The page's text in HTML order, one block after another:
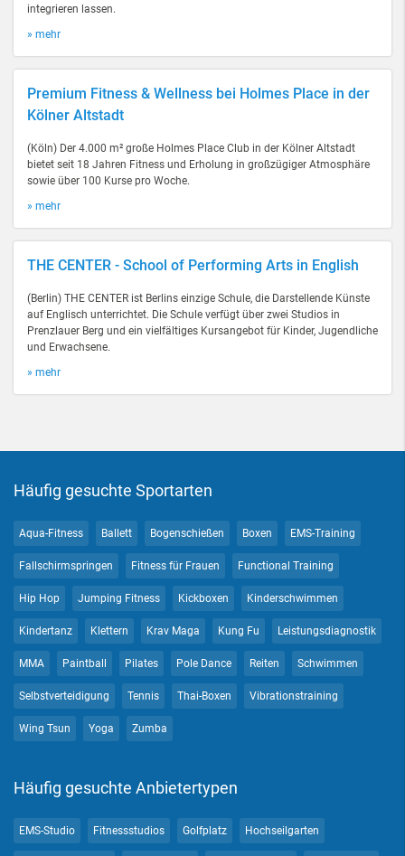
integrieren lassen.
» mehr
Premium Fitness & Wellness bei Holmes Place in der
Kölner Altstadt
(Köln) Der 4.000 m² große Holmes Place Club in der Kölner Altstadt
bietet seit 18 Jahren Fitness und Erholung in großzügiger Atmosphäre
sowie über 100 Kurse pro Woche.
» mehr
THE CENTER - School of Performing Arts in English
(Berlin) THE CENTER ist Berlins einzige Schule, die Darstellende Künste
auf Englisch unterrichtet. Die Schule verfügt über zwei Studios in
Prenzlauer Berg und ein vielfältiges Kursangebot für Kinder, Jugendliche
und Erwachsene.
» mehr
Häufig gesuchte Sportarten
Aqua-Fitness Ballett Bogenschießen Boxen EMS-Training
Fallschirmspringen Fitness für Frauen Functional Training
Hip Hop Jumping Fitness Kickboxen Kinderschwimmen
Kindertanz Klettern Krav Maga Kung Fu Leistungsdiagnostik
MMA Paintball Pilates Pole Dance Reiten Schwimmen
Selbstverteidigung Tennis Thai-Boxen Vibrationstraining
Wing Tsun Yoga Zumba
Häufig gesuchte Anbietertypen
EMS-Studio Fitnessstudios Golfplatz Hochseilgarten